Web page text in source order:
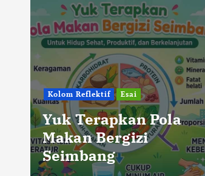
Kolom Reflektif Esai
Yuk Terapkan Pola
Makan Bergizi
Seimbang